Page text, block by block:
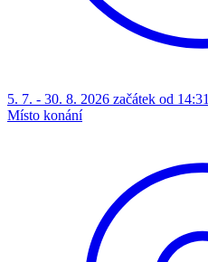
5. 7. - 30. 8. 2026 začátek od 14:31
Místo konání